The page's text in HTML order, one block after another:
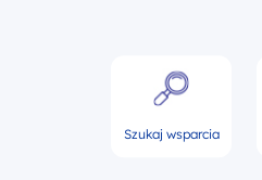
Szukaj wsparcia